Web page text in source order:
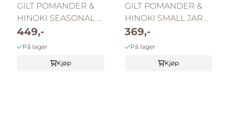
GILT POMANDER &
HINOKI SEASONAL 3
WICK PEDESTAL TIN
CANDLE
449,-
På lager
Kjøp
GILT POMANDER &
HINOKI SMALL JAR
CANDLE
369,-
På lager
Kjøp